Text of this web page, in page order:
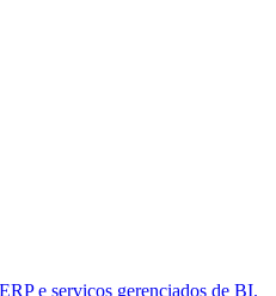
e serviços gerenciados de BI.